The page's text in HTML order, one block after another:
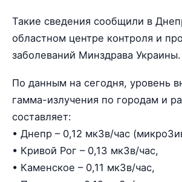
Такие сведения сообщили в
областном центре контроля и
заболеваний Минздрава Украины.
По данным на сегодня, уровень
гамма-излучения по городам и
составляет:
• Днепр – 0,12 мкЗв/час
• Кривой Рог – 0,13 мкЗв/час,
• Каменское – 0,11 мкЗв/час,